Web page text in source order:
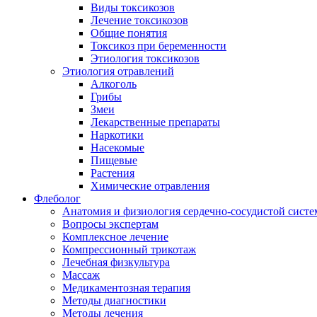
Виды токсикозов
Лечение токсикозов
Общие понятия
Токсикоз при беременности
Этиология токсикозов
Этиология отравлений
Алкоголь
Грибы
Змеи
Лекарственные препараты
Наркотики
Насекомые
Пищевые
Растения
Химические отравления
Флеболог
Анатомия и физиология сердечно-сосудистой
Вопросы экспертам
Комплексное лечение
Компрессионный трикотаж
Лечебная физкультура
Массаж
Медикаментозная терапия
Методы диагностики
Методы лечения